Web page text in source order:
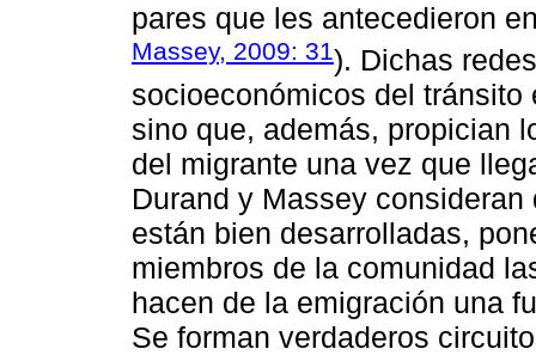
pares que les antecedieron
Massey, 2009: 31). Dichas
socioeconómicos del
sino que, además, propician
del migrante una vez que
Durand y Massey
están bien desarrolladas,
miembros de la comunidad
hacen de la emigración una
Se forman verdaderos